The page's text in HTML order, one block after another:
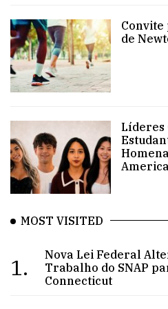
Convite
de
Líderes
MOST VISITED
1.
Nova Lei Federal
Trabalho do SNAP
Connecticut